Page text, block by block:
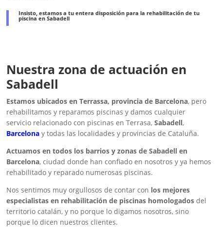
Insisto, estamos a tu entera disposición para la rehabilitación de tu
piscina en Sabadell
Nuestra zona de actuación en
Sabadell
Estamos ubicados en Terrassa, provincia de Barcelona, pero
rehabilitamos y reparamos piscinas y damos cualquier
servicio relacionado con piscinas en Terrasa,Sabadell,
Barcelona y todas las localidades y provincias de Cataluña.
Actuamos en todos los barrios y zonas de Sabadell en
Barcelona, ciudad donde han confiado en nosotros y ya hemos
rehabilitado y reparado numerosas piscinas.
Nos sentimos muy orgullosos de contar con los mejores
especialistas en rehabilitación de piscinas homologados del
territorio catalán, y no porque lo digamos nosotros, sino
porque lo dicen nuestros clientes.